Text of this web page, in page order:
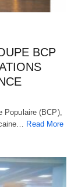
BCP
Populaire (BCP),
Read More